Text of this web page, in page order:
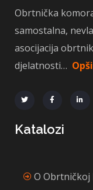
Obrtnička
samostalna,
asocijacija
djelatnosti…
Katalozi
O Obrtničkoj